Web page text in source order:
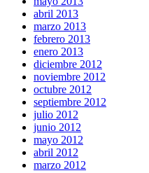
abril 2013
marzo 2013
febrero 2013
enero 2013
diciembre 2012
noviembre 2012
octubre 2012
septiembre 2012
julio 2012
junio 2012
mayo 2012
abril 2012
marzo 2012